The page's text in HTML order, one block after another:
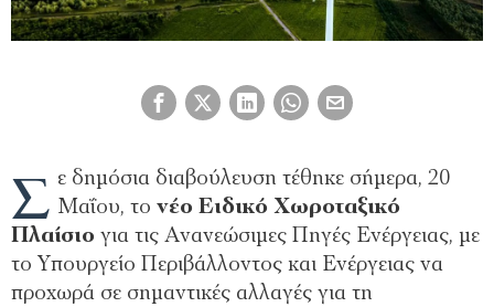
Σ ε δημόσια διαβούλευση τέθηκε σήμερα, 20
Μαΐου, το νέο Ειδικό Χωροταξικό
Πλαίσιο για τις Ανανεώσιμες Πηγές Ενέργειας, με
το Υπουργείο Περιβάλλοντος και Ενέργειας να
προχωρά σε σημαντικές αλλαγές για τη